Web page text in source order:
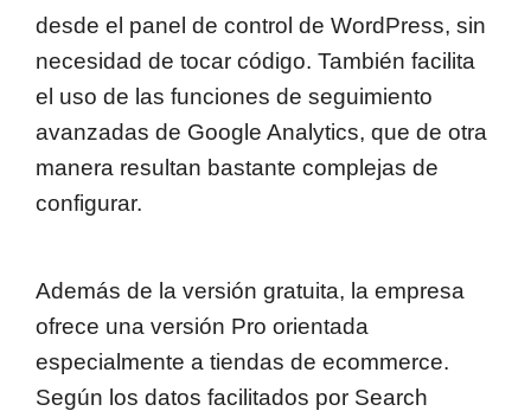
desde el panel de control de WordPress, sin
necesidad de tocar código. También facilita
el uso de las funciones de seguimiento
avanzadas de Google Analytics, que de otra
manera resultan bastante complejas de
configurar.
Además de la versión gratuita, la empresa
ofrece una versión Pro orientada
especialmente a tiendas de ecommerce.
Según los datos facilitados por Search